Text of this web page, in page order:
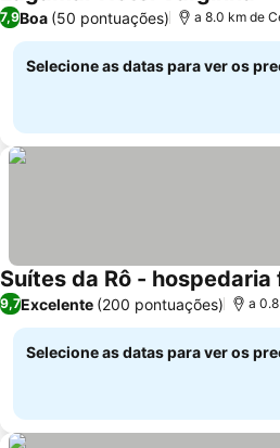
7,9Boa (50 pontuações) a 8.0 km de
Selecione as datas para ver os
Suítes da Rô -
9,7Excelente (200 pontuações) a
Selecione as datas para ver os